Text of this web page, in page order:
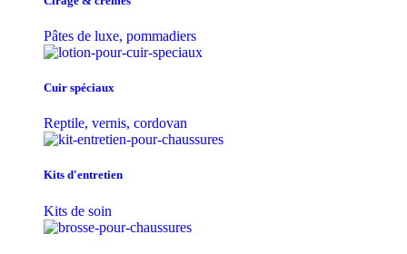
Pâtes de luxe, pommadiers
Cuir spéciaux
Reptile, vernis, cordovan
Kits d'entretien
Kits de soin